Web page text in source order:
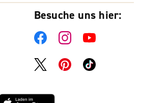
Besuche uns hier: